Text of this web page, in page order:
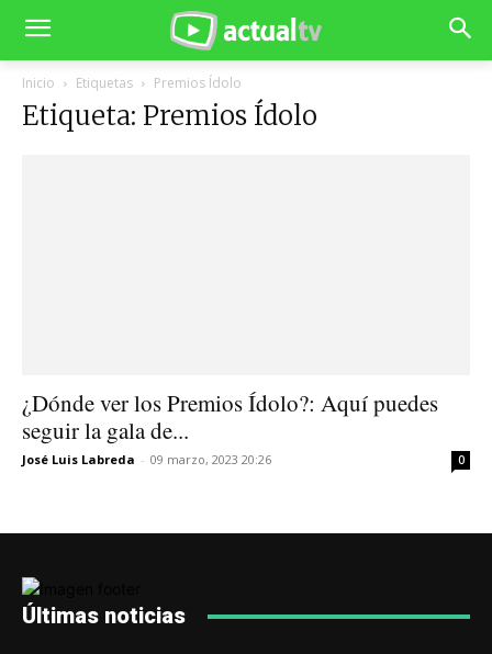
Inicio Etiquetas Premios Ídolo
Etiqueta: Premios Ídolo
¿Dónde ver los Premios Ídolo?: Aquí puedes
seguir la gala de...
José Luis Labreda - 09 marzo, 2023 20:26 0
Últimas noticias